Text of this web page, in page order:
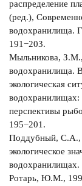
распределение
(ред.),
водохранилища.
191−203.
Мыльникова,
водохранилища.
экологическая
водохранилищах:
перспективы
195−201.
Поддубный, С.А.,
экологическое
водохранилищах.
Ротарь, Ю.М.,